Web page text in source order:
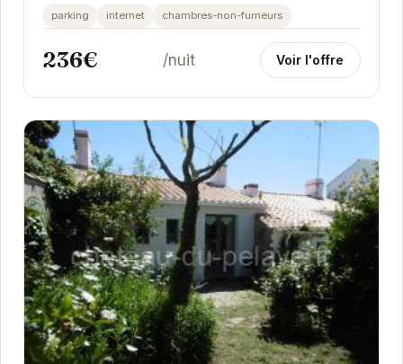
vacances en famille ou entre amis. Lumineux et
spacieux, il...
parking internet chambres-non-fumeurs
236€ /nuit Voir l'offre